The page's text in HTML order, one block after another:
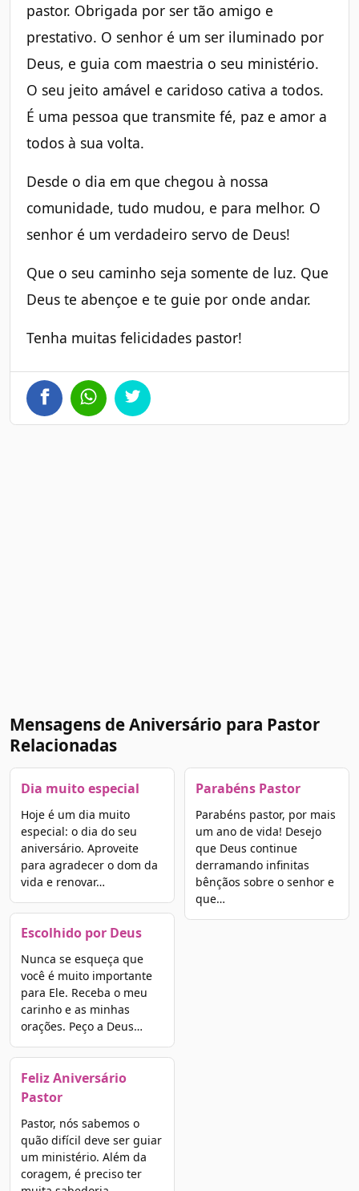
pastor. Obrigada por ser tão amigo e
prestativo. O senhor é um ser iluminado por
Deus, e guia com maestria o seu ministério.
O seu jeito amável e caridoso cativa a todos.
É uma pessoa que transmite fé, paz e amor a
todos à sua volta.
Desde o dia em que chegou à nossa
comunidade, tudo mudou, e para melhor. O
senhor é um verdadeiro servo de Deus!
Que o seu caminho seja somente de luz. Que
Deus te abençoe e te guie por onde andar.
Tenha muitas felicidades pastor!
Mensagens de Aniversário para Pastor
Relacionadas
Dia muito especial
Hoje é um dia muito
especial: o dia do seu
aniversário. Aproveite
para agradecer o dom da
vida e renovar…
Escolhido por Deus
Nunca se esqueça que
você é muito importante
para Ele. Receba o meu
carinho e as minhas
orações. Peço a Deus…
Feliz Aniversário
Pastor
Pastor, nós sabemos o
quão difícil deve ser guiar
um ministério. Além da
coragem, é preciso ter
Parabéns Pastor
Parabéns pastor, por mais
um ano de vida! Desejo
que Deus continue
derramando infinitas
bênçãos sobre o senhor e
que…